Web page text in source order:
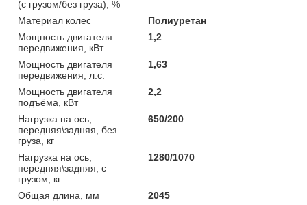
(с грузом/без груза), %
Материал колес
Полиуретан
Мощность двигателя
передвижения, кВт
1,2
Мощность двигателя
передвижения, л.с.
1,63
Мощность двигателя
подъёма, кВт
2,2
Нагрузка на ось,
передняя\задняя, без
груза, кг
650/200
Нагрузка на ось,
передняя\задняя, с
грузом, кг
1280/1070
Общая длина, мм
2045